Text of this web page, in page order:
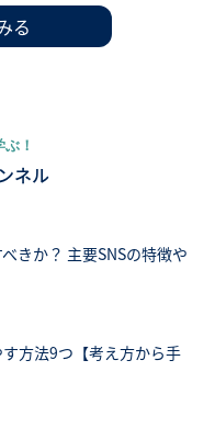
る
！
ネル
きか？ 主要SNSの特徴や
方法9つ【考え方から手